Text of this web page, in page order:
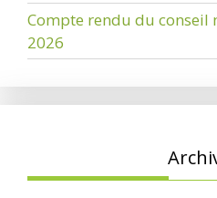
Compte rendu du
2026